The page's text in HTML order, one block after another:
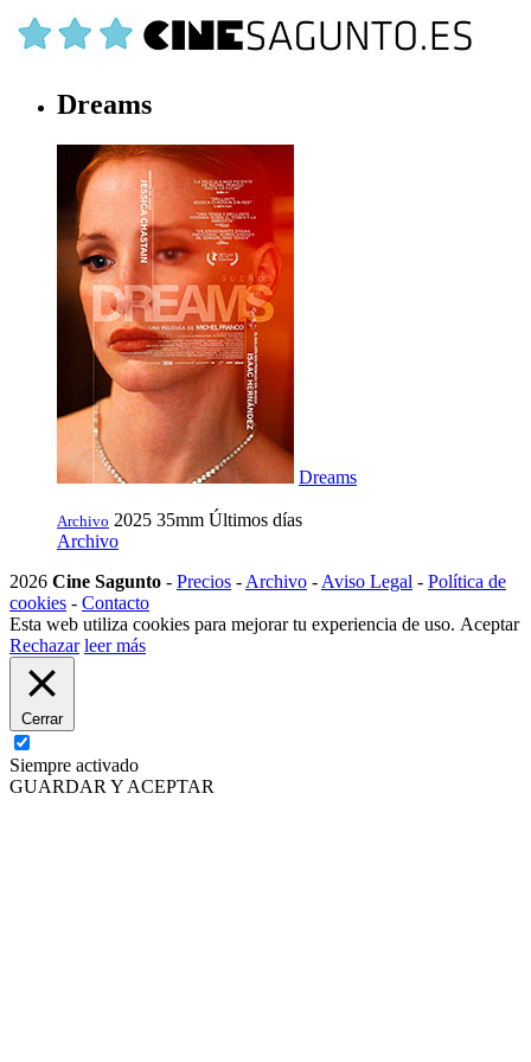
Dreams
Dreams
Archivo 2025 35mm Últimos días
Archivo
2026 Cine Sagunto - Precios - Archivo - Aviso Legal - Política de
cookies - Contacto
Esta web utiliza cookies para mejorar tu experiencia de uso. Aceptar
Rechazar leer más
Cerrar
Siempre activado
GUARDAR Y ACEPTAR